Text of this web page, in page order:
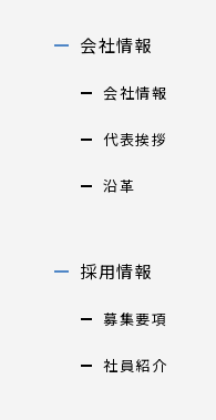
会社情報
会社情報
代表挨拶
沿革
採用情報
募集要項
社員紹介